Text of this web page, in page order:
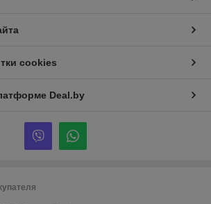
cookies
Deal.by